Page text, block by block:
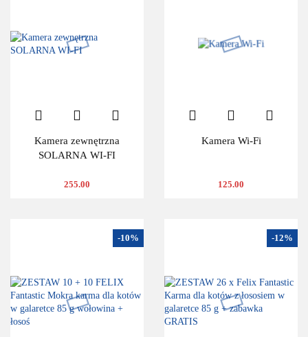
Kamera zewnętrzna
SOLARNA WI-FI
255.00
Kamera Wi-Fi
125.00
-10% -12%